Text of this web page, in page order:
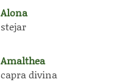
Alona
stejar
Amalthea
capra divina